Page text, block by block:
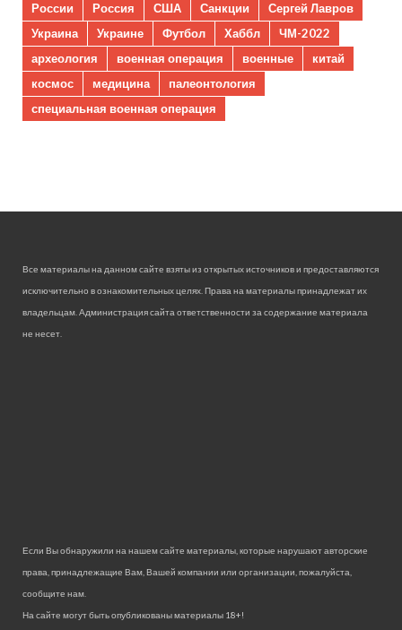
России
Россия США Санкции
Сергей Лавров
Украина
Украине Футбол Хаббл
ЧМ-2022
археология
военная операция военные
китай
космос
медицина
палеонтология
специальная военная операция
Все материалы на данном сайте взяты из открытых источников и предоставляются
исключительно в ознакомительных целях. Права на материалы принадлежат их
владельцам. Администрация сайта ответственности за содержание материала
не несет.
Если Вы обнаружили на нашем сайте материалы, которые нарушают авторские
права, принадлежащие Вам, Вашей компании или организации, пожалуйста,
сообщите нам.
На сайте могут быть опубликованы материалы 18+!